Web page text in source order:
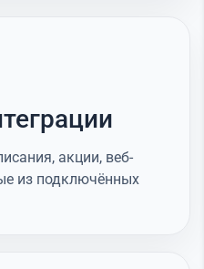
акции, веб-
из подключённых